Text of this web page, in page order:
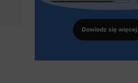
Dowiedz się więcej